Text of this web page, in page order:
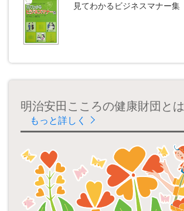
見てわかるビジネスマナー集
明治安田こころの健康財団とは
もっと詳しく